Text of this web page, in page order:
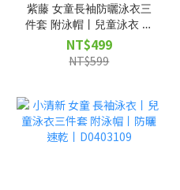
紫藤 女童長袖防曬泳衣三
件套 附泳帽丨兒童泳衣 中
大童丨柔軟速乾丨
D0403111
NT$499
NT$599